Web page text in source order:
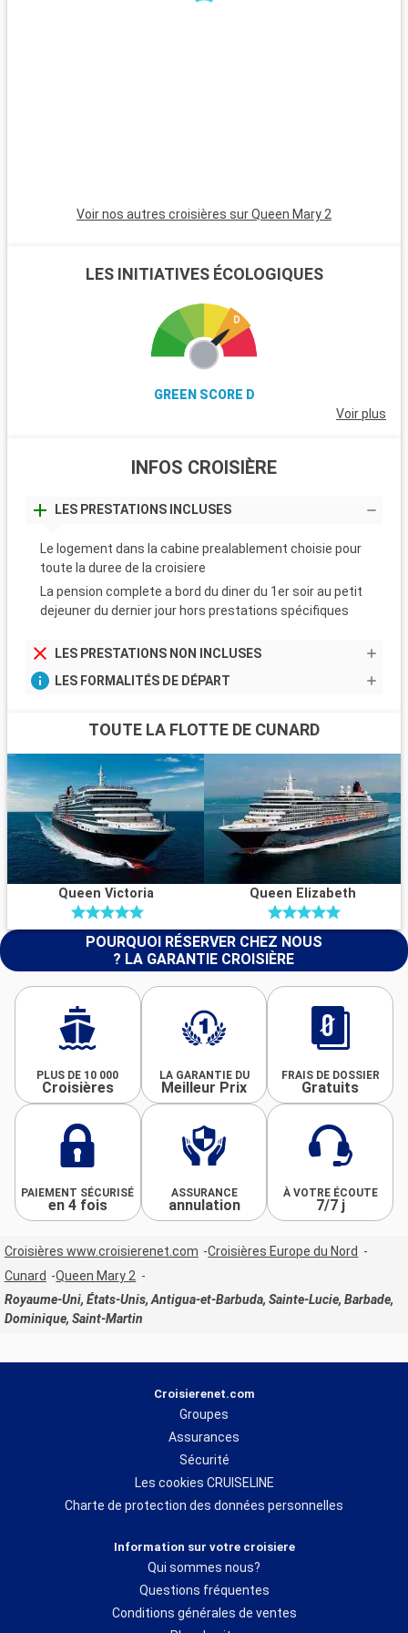
Voir nos autres croisières sur Queen Mary 2
LES INITIATIVES ÉCOLOGIQUES
GREEN SCORE D
Voir plus
INFOS CROISIÈRE
LES PRESTATIONS INCLUSES
Le logement dans la cabine prealablement choisie pour
toute la duree de la croisiere
La pension complete a bord du diner du 1er soir au petit
dejeuner du dernier jour hors prestations spécifiques
LES PRESTATIONS NON INCLUSES
LES FORMALITÉS DE DÉPART
TOUTE LA FLOTTE DE CUNARD
Queen Victoria Queen Elizabeth
POURQUOI RÉSERVER CHEZ NOUS
? LA GARANTIE CROISIÈRE
PLUS DE 10 000
Croisières
LA GARANTIE DU
Meilleur Prix
FRAIS DE DOSSIER
Gratuits
PAIEMENT SÉCURISÉ
en 4 fois
ASSURANCE
annulation
À VOTRE ÉCOUTE
7/7 j
Croisières www.croisierenet.com
Croisières Europe du Nord
Cunard
Queen Mary 2
Royaume-Uni, États-Unis, Antigua-et-Barbuda, Sainte-Lucie, Barbade,
Dominique, Saint-Martin
Croisierenet.com
Groupes
Assurances
Sécurité
Les cookies CRUISELINE
Charte de protection des données personnelles
Information sur votre croisiere
Qui sommes nous?
Questions fréquentes
Conditions générales de ventes